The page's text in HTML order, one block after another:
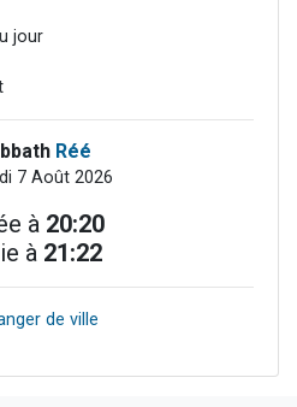
jour
Réé
7 Août 2026
à 20:20
à 21:22
de ville